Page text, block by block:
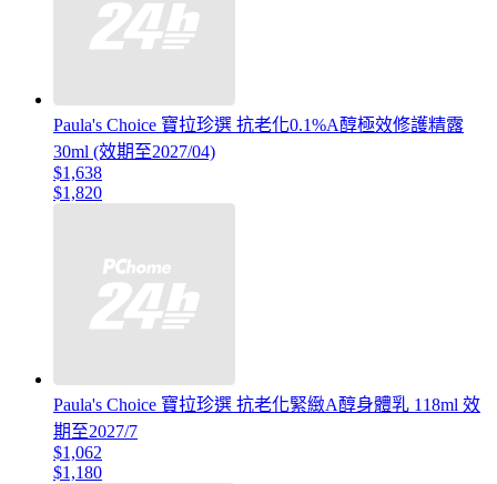
Paula's Choice 寶拉珍選 抗老化0.1%A醇極效修護精露
30ml (效期至2027/04)
$1,638
$1,820
Paula's Choice 寶拉珍選 抗老化緊緻A醇身體乳 118ml 效
期至2027/7
$1,062
$1,180